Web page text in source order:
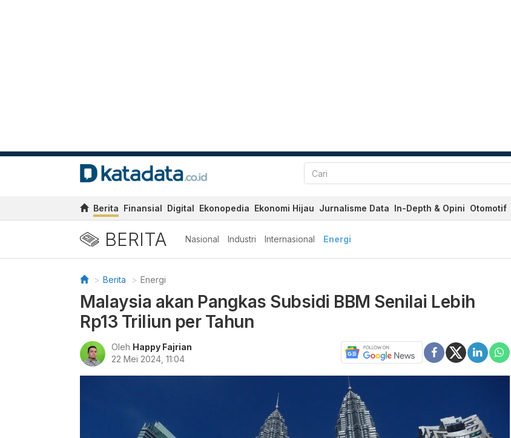
Berita Finansial Digital Ekonopedia Ekonomi Hijau Jurnalisme Data In-Depth & Opini Otomotif
BERITA Nasional Industri Internasional Energi
Berita Energi
Malaysia akan Pangkas Subsidi BBM Senilai Lebih
Rp13 Triliun per Tahun
Oleh Happy Fajrian
22 Mei 2024, 11:04